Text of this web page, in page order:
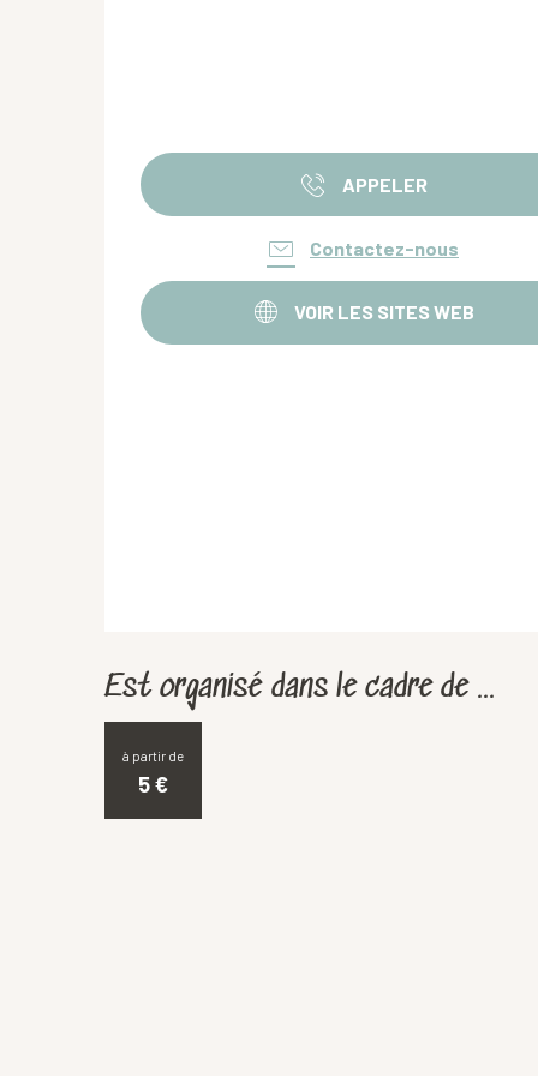
APPELER
Contactez-nous
VOIR LES SITES WEB
Est organisé dans le cadre de ...
à partir de
5€